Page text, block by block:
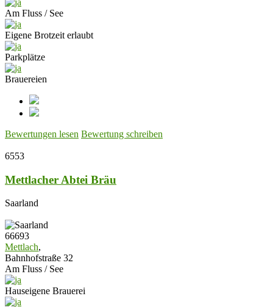
Am Fluss / See
Eigene Brotzeit erlaubt
Parkplätze
Brauereien
Bewertungen lesen Bewertung schreiben
6553
Mettlacher Abtei Bräu
Saarland
66693
Mettlach,
Bahnhofstraße 32
Am Fluss / See
Hauseigene Brauerei